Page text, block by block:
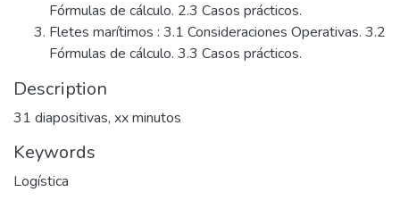
Fórmulas de cálculo. 2.3 Casos prácticos.
Fletes marítimos : 3.1 Consideraciones Operativas. 3.2
Fórmulas de cálculo. 3.3 Casos prácticos.
Description
31 diapositivas, xx minutos
Keywords
Logística